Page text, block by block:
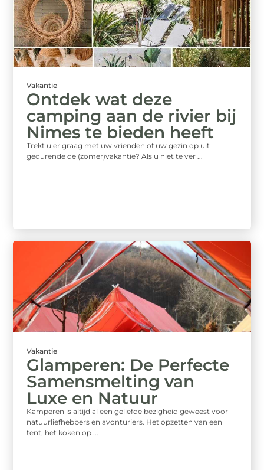
Vakantie
Ontdek wat deze
camping aan de rivier bij
Nimes te bieden heeft
Trekt u er graag met uw vrienden of uw gezin op uit
gedurende de (zomer)vakantie? Als u niet te ver ...
Vakantie
Glamperen: De Perfecte
Samensmelting van
Luxe en Natuur
Kamperen is altijd al een geliefde bezigheid geweest voor
natuurliefhebbers en avonturiers. Het opzetten van een
tent, het koken op ...